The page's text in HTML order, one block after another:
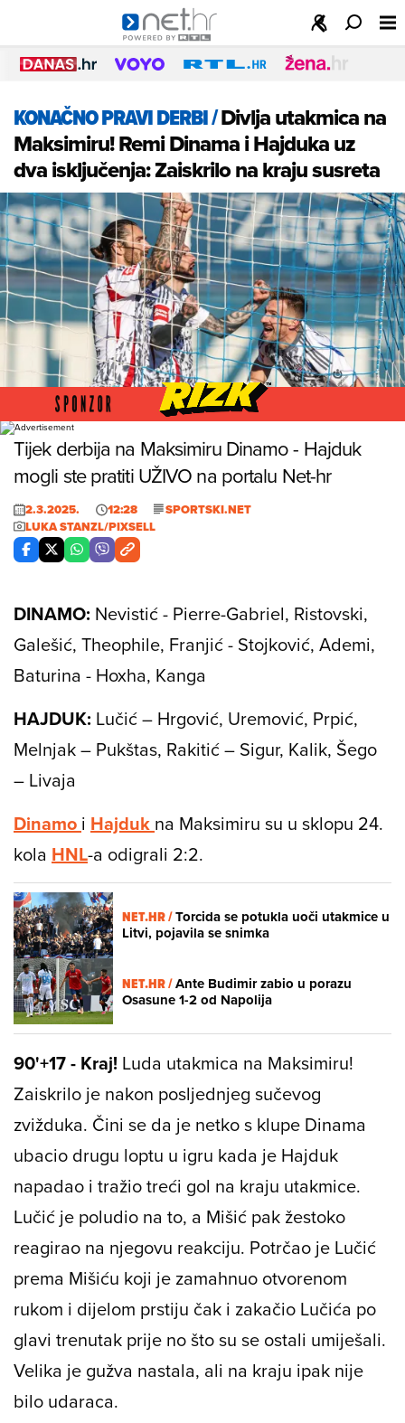
KONAČNO PRAVI DERBI/Divlja utakmica na
Maksimiru! Remi Dinama i Hajduka uz
dva isključenja: Zaiskrilo na kraju susreta
Foto: Luka stanzl/PIXSELL
Tijek derbija na Maksimiru Dinamo - Hajduk
mogli ste pratiti UŽIVO na portalu Net-hr
2.3.2025. 12:28
SPORTSKI.NET
LUKA STANZL/PIXSELL
DINAMO: Nevistić - Pierre-Gabriel, Ristovski,
Galešić, Theophile, Franjić - Stojković, Ademi,
Baturina - Hoxha, Kanga
HAJDUK: Lučić – Hrgović, Uremović, Prpić,
Melnjak – Pukštas, Rakitić – Sigur, Kalik, Šego
– Livaja
Dinamo i Hajduk na Maksimiru su u sklopu 24.
kola HNL-a odigrali 2:2.
NET.HR /Torcida se potukla uoči utakmice u
Litvi, pojavila se snimka
NET.HR /Ante Budimir zabio u porazu
Osasune 1-2 od Napolija
90'+17 - Kraj! Luda utakmica na Maksimiru!
Zaiskrilo je nakon posljednjeg sučevog
zvižduka. Čini se da je netko s klupe Dinama
ubacio drugu loptu u igru kada je Hajduk
napadao i tražio treći gol na kraju utakmice.
Lučić je poludio na to, a Mišić pak žestoko
reagirao na njegovu reakciju. Potrčao je Lučić
prema Mišiću koji je zamahnuo otvorenom
rukom i dijelom prstiju čak i zakačio Lučića po
glavi trenutak prije no što su se ostali umiješali.
Velika je gužva nastala, ali na kraju ipak nije
bilo udaraca.